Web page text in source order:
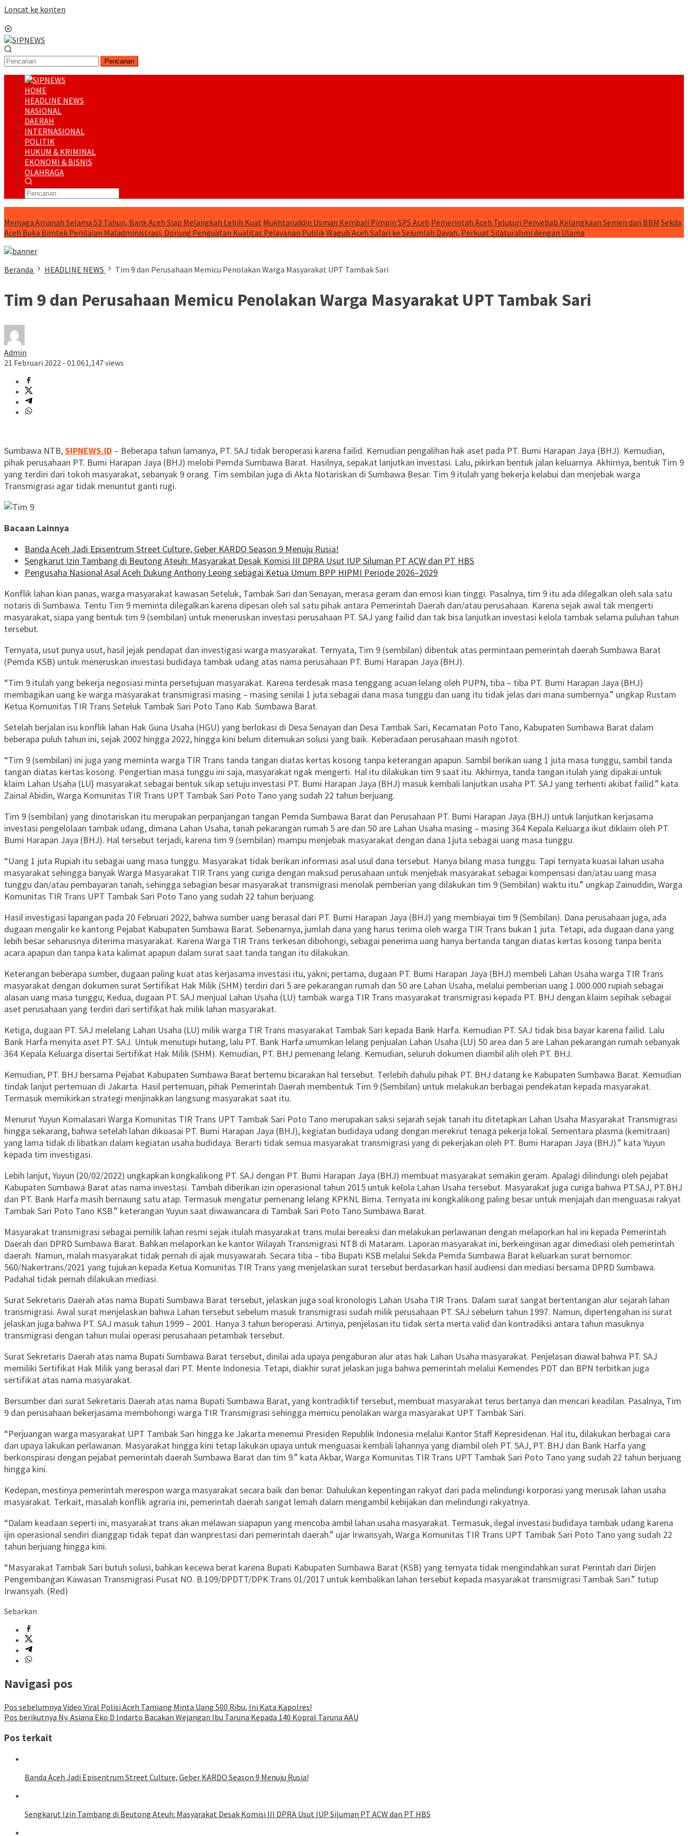
Loncat ke konten
Pencarian
HOME
HEADLINE NEWS
NASIONAL
DAERAH
INTERNASIONAL
POLITIK
HUKUM & KRIMINAL
EKONOMI & BISNIS
OLAHRAGA
Menjaga Amanah Selama 53 Tahun, Bank Aceh Siap Melangkah Lebih Kuat Mukhtaruddin Usman Kembali Pimpin SPS Aceh Pemerintah Aceh Telusuri Penyebab Kelangkaan Semen dan BBM Sekda
Aceh Buka Bimtek Penilaian Maladministrasi, Dorong Penguatan Kualitas Pelayanan PublikWagub Aceh Safari ke Sejumlah Dayah, Perkuat Silaturahmi dengan Ulama
Beranda HEADLINE NEWS Tim 9 dan Perusahaan Memicu Penolakan Warga Masyarakat UPT Tambak Sari
Tim 9 dan Perusahaan Memicu Penolakan Warga Masyarakat UPT Tambak Sari
Admin
21 Februari 2022 - 01:061,147 views
Sumbawa NTB,SIPNEWS.ID – Beberapa tahun lamanya, PT. SAJ tidak beroperasi karena failid. Kemudian pengalihan hak aset pada PT. Bumi Harapan Jaya (BHJ). Kemudian,
pihak perusahaan PT. Bumi Harapan Jaya (BHJ) melobi Pemda Sumbawa Barat. Hasilnya, sepakat lanjutkan investasi. Lalu, pikirkan bentuk jalan keluarnya. Akhirnya, bentuk Tim 9
yang terdiri dari tokoh masyarakat, sebanyak 9 orang. Tim sembilan juga di Akta Notariskan di Sumbawa Besar. Tim 9 itulah yang bekerja kelabui dan menjebak warga
Transmigrasi agar tidak menuntut ganti rugi.
Bacaan Lainnya
Banda Aceh Jadi Episentrum Street Culture, Geber KARDO Season 9 Menuju Rusia!
Sengkarut Izin Tambang di Beutong Ateuh: Masyarakat Desak Komisi III DPRA Usut IUP Siluman PT ACW dan PT HBS
Pengusaha Nasional Asal Aceh Dukung Anthony Leong sebagai Ketua Umum BPP HIPMI Periode 2026–2029
Konflik lahan kian panas, warga masyarakat kawasan Seteluk, Tambak Sari dan Senayan, merasa geram dan emosi kian tinggi. Pasalnya, tim 9 itu ada dilegalkan oleh sala satu
notaris di Sumbawa. Tentu Tim 9 meminta dilegalkan karena dipesan oleh sal satu pihak antara Pemerintah Daerah dan/atau perusahaan. Karena sejak awal tak mengerti
masyarakat, siapa yang bentuk tim 9 (sembilan) untuk meneruskan investasi perusahaan PT. SAJ yang failid dan tak bisa lanjutkan investasi kelola tambak selama puluhan tahun
tersebut.
Ternyata, usut punya usut, hasil jejak pendapat dan investigasi warga masyarakat. Ternyata, Tim 9 (sembilan) dibentuk atas permintaan pemerintah daerah Sumbawa Barat
(Pemda KSB) untuk meneruskan investasi budidaya tambak udang atas nama perusahaan PT. Bumi Harapan Jaya (BHJ).
“Tim 9 itulah yang bekerja negosiasi minta persetujuan masyarakat. Karena terdesak masa tenggang acuan lelang oleh PUPN, tiba – tiba PT. Bumi Harapan Jaya (BHJ)
membagikan uang ke warga masyarakat transmigrasi masing – masing senilai 1 juta sebagai dana masa tunggu dan uang itu tidak jelas dari mana sumbernya.” ungkap Rustam
Ketua Komunitas TIR Trans Seteluk Tambak Sari Poto Tano Kab. Sumbawa Barat.
Setelah berjalan isu konflik lahan Hak Guna Usaha (HGU) yang berlokasi di Desa Senayan dan Desa Tambak Sari, Kecamatan Poto Tano, Kabupaten Sumbawa Barat dalam
beberapa puluh tahun ini, sejak 2002 hingga 2022, hingga kini belum ditemukan solusi yang baik. Keberadaan perusahaan masih ngotot.
“Tim 9 (sembilan) ini juga yang meminta warga TIR Trans tanda tangan diatas kertas kosong tanpa keterangan apapun. Sambil berikan uang 1 juta masa tunggu, sambil tanda
tangan diatas kertas kosong. Pengertian masa tunggu ini saja, masyarakat ngak mengerti. Hal itu dilakukan tim 9 saat itu. Akhirnya, tanda tangan itulah yang dipakai untuk
klaim Lahan Usaha (LU} masyarakat sebagai bentuk sikap setuju investasi PT. Bumi Harapan Jaya (BHJ) masuk kembali lanjutkan usaha PT. SAJ yang terhenti akibat failid.” kata
Zainal Abidin, Warga Komunitas TIR Trans UPT Tambak Sari Poto Tano yang sudah 22 tahun berjuang.
Tim 9 (sembilan) yang dinotariskan itu merupakan perpanjangan tangan Pemda Sumbawa Barat dan Perusahaan PT. Bumi Harapan Jaya (BHJ) untuk lanjutkan kerjasama
investasi pengelolaan tambak udang, dimana Lahan Usaha, tanah pekarangan rumah 5 are dan 50 are Lahan Usaha masing – masing 364 Kepala Keluarga ikut diklaim oleh PT.
Bumi Harapan Jaya (BHJ). Hal tersebut terjadi, karena tim 9 (sembilan) mampu menjebak masyarakat dengan dana 1juta sebagai uang masa tunggu.
“Uang 1 juta Rupiah itu sebagai uang masa tunggu. Masyarakat tidak berikan informasi asal usul dana tersebut. Hanya bilang masa tunggu. Tapi ternyata kuasai lahan usaha
masyarakat sehingga banyak Warga Masyarakat TIR Trans yang curiga dengan maksud perusahaan untuk menjebak masyarakat sebagai kompensasi dan/atau uang masa
tunggu dan/atau pembayaran tanah, sehingga sebagian besar masyarakat transmigrasi menolak pemberian yang dilakukan tim 9 (Sembilan) waktu itu.” ungkap Zainuddin, Warga
Komunitas TIR Trans UPT Tambak Sari Poto Tano yang sudah 22 tahun berjuang.
Hasil investigasi lapangan pada 20 Februari 2022, bahwa sumber uang berasal dari PT. Bumi Harapan Jaya (BHJ) yang membiayai tim 9 (Sembilan). Dana perusahaan juga, ada
dugaan mengalir ke kantong Pejabat Kabupaten Sumbawa Barat. Sebenarnya, jumlah dana yang harus terima oleh warga TIR Trans bukan 1 juta. Tetapi, ada dugaan dana yang
lebih besar seharusnya diterima masyarakat. Karena Warga TIR Trans terkesan dibohongi, sebagai penerima uang hanya bertanda tangan diatas kertas kosong tanpa berita
acara apapun dan tanpa kata kalimat apapun dalam surat saat tanda tangan itu dilakukan.
Keterangan beberapa sumber, dugaan paling kuat atas kerjasama investasi itu, yakni; pertama, dugaan PT. Bumi Harapan Jaya (BHJ) membeli Lahan Usaha warga TIR Trans
masyarakat dengan dokumen surat Sertifikat Hak Milik (SHM) terdiri dari 5 are pekarangan rumah dan 50 are Lahan Usaha, melalui pemberian uang 1.000.000 rupiah sebagai
alasan uang masa tunggu; Kedua, dugaan PT. SAJ menjual Lahan Usaha (LU) tambak warga TIR Trans masyarakat transmigrasi kepada PT. BHJ dengan klaim sepihak sebagai
aset perusahaan yang terdiri dari sertifikat hak milik lahan masyarakat.
Ketiga, dugaan PT. SAJ melelang Lahan Usaha (LU) milik warga TIR Trans masyarakat Tambak Sari kepada Bank Harfa. Kemudian PT. SAJ tidak bisa bayar karena failid. Lalu
Bank Harfa menyita aset PT. SAJ. Untuk menutupi hutang, lalu PT. Bank Harfa umumkan lelang penjualan Lahan Usaha (LU) 50 area dan 5 are Lahan pekarangan rumah sebanyak
364 Kepala Keluarga disertai Sertifikat Hak Milik (SHM). Kemudian, PT. BHJ pemenang lelang. Kemudian, seluruh dokumen diambil alih oleh PT. BHJ.
Kemudian, PT. BHJ bersama Pejabat Kabupaten Sumbawa Barat bertemu bicarakan hal tersebut. Terlebih dahulu pihak PT. BHJ datang ke Kabupaten Sumbawa Barat. Kemudian
tindak lanjut pertemuan di Jakarta. Hasil pertemuan, pihak Pemerintah Daerah membentuk Tim 9 (Sembilan) untuk melakukan berbagai pendekatan kepada masyarakat.
Termasuk memikirkan strategi menjinakkan langsung masyarakat saat itu.
Menurut Yuyun Komalasari Warga Komunitas TIR Trans UPT Tambak Sari Poto Tano merupakan saksi sejarah sejak tanah itu ditetapkan Lahan Usaha Masyarakat Transmigrasi
hingga sekarang, bahwa setelah lahan dikuasai PT. Bumi Harapan Jaya (BHJ), kegiatan budidaya udang dengan merekrut tenaga pekerja lokal. Sementara plasma (kemitraan)
yang lama tidak di libatkan dalam kegiatan usaha budidaya. Berarti tidak semua masyarakat transmigrasi yang di pekerjakan oleh PT. Bumi Harapan Jaya (BHJ).” kata Yuyun
kepada tim investigasi.
Lebih lanjut, Yuyun (20/02/2022) ungkapkan kongkalikong PT. SAJ dengan PT. Bumi Harapan Jaya (BHJ) membuat masyarakat semakin geram. Apalagi dilindungi oleh pejabat
Kabupaten Sumbawa Barat atas nama investasi. Tambah diberikan izin operasional tahun 2015 untuk kelola Lahan Usaha tersebut. Masyarakat juga curiga bahwa PT.SAJ, PT.BHJ
dan PT. Bank Harfa masih bernaung satu atap. Termasuk mengatur pemenang lelang KPKNL Bima. Ternyata ini kongkalikong paling besar untuk menjajah dan menguasai rakyat
Tambak Sari Poto Tano KSB.” keterangan Yuyun saat diwawancara di Tambak Sari Poto Tano Sumbawa Barat.
Masyarakat transmigrasi sebagai pemilik lahan resmi sejak itulah masyarakat trans mulai bereaksi dan melakukan perlawanan dengan melaporkan hal ini kepada Pemerintah
Daerah dan DPRD Sumbawa Barat. Bahkan melaporkan ke kantor Wilayah Transmigrasi NTB di Mataram. Laporan masyarakat ini, berkeinginan agar dimediasi oleh pemerintah
daerah. Namun, malah masyarakat tidak pernah di ajak musyawarah. Secara tiba – tiba Bupati KSB melalui Sekda Pemda Sumbawa Barat keluarkan surat bernomor:
560/Nakertrans/2021 yang tujukan kepada Ketua Komunitas TIR Trans yang menjelaskan surat tersebut berdasarkan hasil audiensi dan mediasi bersama DPRD Sumbawa.
Padahal tidak pernah dilakukan mediasi.
Surat Sekretaris Daerah atas nama Bupati Sumbawa Barat tersebut, jelaskan juga soal kronologis Lahan Usaha TIR Trans. Dalam surat sangat bertentangan alur sejarah lahan
transmigrasi. Awal surat menjelaskan bahwa Lahan tersebut sebelum masuk transmigrasi sudah milik perusahaan PT. SAJ sebelum tahun 1997. Namun, dipertengahan isi surat
jelaskan juga bahwa PT. SAJ masuk tahun 1999 – 2001. Hanya 3 tahun beroperasi. Artinya, penjelasan itu tidak serta merta valid dan kontradiksi antara tahun masuknya
transmigrasi dengan tahun mulai operasi perusahaan petambak tersebut.
Surat Sekretaris Daerah atas nama Bupati Sumbawa Barat tersebut, dinilai ada upaya pengaburan alur atas hak Lahan Usaha masyarakat. Penjelasan diawal bahwa PT. SAJ
memiliki Sertifikat Hak Milik yang berasal dari PT. Mente Indonesia. Tetapi, diakhir surat jelaskan juga bahwa pemerintah melalui Kemendes PDT dan BPN terbitkan juga
sertifikat atas nama masyarakat.
Bersumber dari surat Sekretaris Daerah atas nama Bupati Sumbawa Barat, yang kontradiktif tersebut, membuat masyarakat terus bertanya dan mencari keadilan. Pasalnya, Tim
9 dan perusahaan bekerjasama membohongi warga TIR Transmigrasi sehingga memicu penolakan warga masyarakat UPT Tambak Sari.
“Perjuangan warga masyarakat UPT Tambak Sari hingga ke Jakarta menemui Presiden Republik Indonesia melalui Kantor Staff Kepresidenan. Hal itu, dilakukan berbagai cara
dan upaya lakukan perlawanan. Masyarakat hingga kini tetap lakukan upaya untuk menguasai kembali lahannya yang diambil oleh PT. SAJ, PT. BHJ dan Bank Harfa yang
berkonspirasi dengan pejabat pemerintah daerah Sumbawa Barat dan tim 9.” kata Akbar, Warga Komunitas TIR Trans UPT Tambak Sari Poto Tano yang sudah 22 tahun berjuang
hingga kini.
Kedepan, mestinya pemerintah merespon warga masyarakat secara baik dan benar. Dahulukan kepentingan rakyat dari pada melindungi korporasi yang merusak lahan usaha
masyarakat. Terkait, masalah konflik agraria ini, pemerintah daerah sangat lemah dalam mengambil kebijakan dan melindungi rakyatnya.
“Dalam keadaan seperti ini, masyarakat trans akan melawan siapapun yang mencoba ambil lahan usaha masyarakat. Termasuk, ilegal investasi budidaya tambak udang karena
ijin operasional sendiri dianggap tidak tepat dan wanprestasi dari pemerintah daerah.” ujar Irwansyah, Warga Komunitas TIR Trans UPT Tambak Sari Poto Tano yang sudah 22
tahun berjuang hingga kini.
“Masyarakat Tambak Sari butuh solusi, bahkan kecewa berat karena Bupati Kabupaten Sumbawa Barat (KSB) yang ternyata tidak mengindahkan surat Perintah dari Dirjen
Pengembangan Kawasan Transmigrasi Pusat NO. B.109/DPDTT/DPK Trans 01/2017 untuk kembalikan lahan tersebut kepada masyarakat transmigrasi Tambak Sari.” tutup
Irwansyah. (Red)
Sebarkan
Navigasi pos
Pos sebelumnya Video Viral Polisi Aceh Tamiang Minta Uang 500 Ribu, Ini Kata Kapolres!
Pos berikutnya Ny. Asiana Eko D Indarto Bacakan Wejangan Ibu Taruna Kepada 140 Kopral Taruna AAU
Pos terkait
Banda Aceh Jadi Episentrum Street Culture, Geber KARDO Season 9 Menuju Rusia!
Sengkarut Izin Tambang di Beutong Ateuh: Masyarakat Desak Komisi III DPRA Usut IUP Siluman PT ACW dan PT HBS